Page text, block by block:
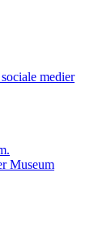
medier
Museum